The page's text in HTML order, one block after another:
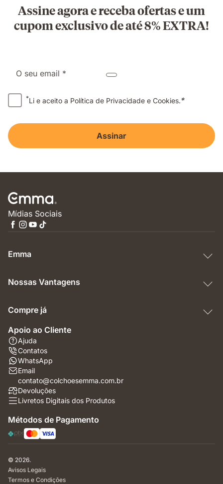
Assine agora e receba ofertas e um
cupom exclusivo de até 8% EXTRA!
O seu email *
*Li e aceito a Política de Privacidade e Cookies.*
Assinar
Mídias Sociais
Emma
Nossas Vantagens
Compre já
Apoio ao Cliente
Ajuda
Contatos
WhatsApp
Email
contato@colchoesemma.com.br
Devoluções
Livretos Digitais dos Produtos
Métodos de Pagamento
© 2026.
Avisos Legais
Termos e Condições